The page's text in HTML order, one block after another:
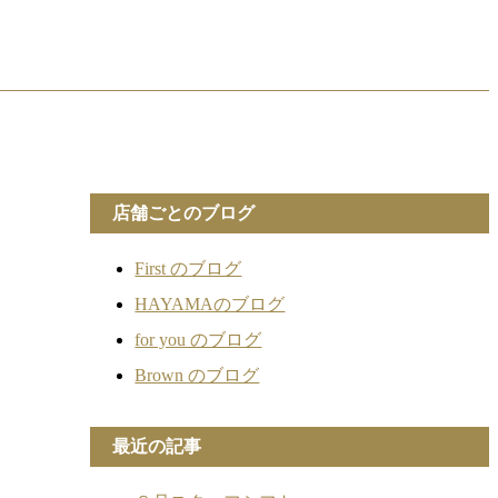
店舗ごとのブログ
First のブログ
HAYAMAのブログ
for you のブログ
Brown のブログ
最近の記事